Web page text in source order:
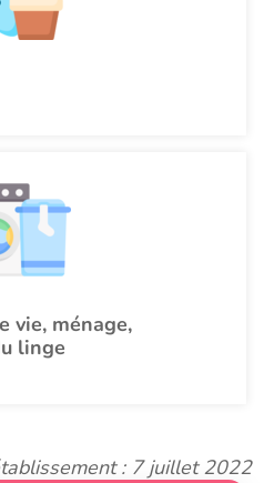
vie, ménage,
linge
: 7 juillet 2022